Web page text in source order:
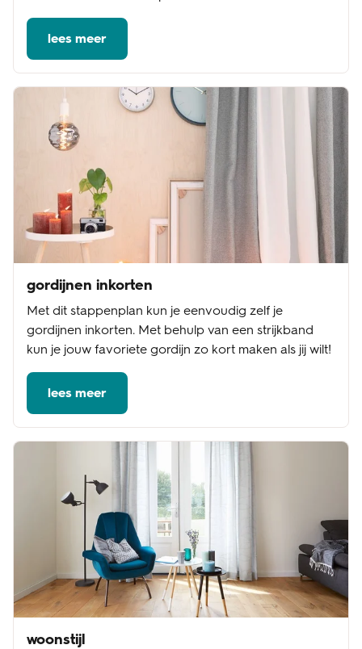
lees meer
gordijnen inkorten
Met dit stappenplan kun je eenvoudig zelf je
gordijnen inkorten. Met behulp van een strijkband
kun je jouw favoriete gordijn zo kort maken als jij wilt!
lees meer
woonstijl